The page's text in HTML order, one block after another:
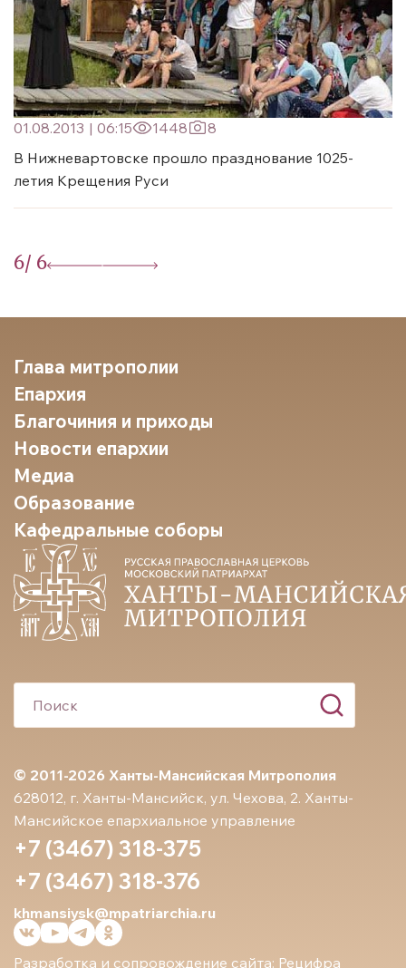
01.08.2013 | 06:15 1448
8
В Нижневартовске прошло празднование 1025-
летия Крещения Руси
6/ 6
© 2011-2026 Ханты-Мансийская Митрополия
628012, г. Ханты-Мансийск, ул. Чехова, 2. Ханты-
Мансийское епархиальное управление
+7 (3467) 318-375
+7 (3467) 318-376
khmansiysk@mpatriarchia.ru
Разработка и сопровождение сайта: Рецифра
Глава митрополии
Епархия
Благочиния и приходы
Новости епархии
Медиа
Образование
Кафедральные соборы